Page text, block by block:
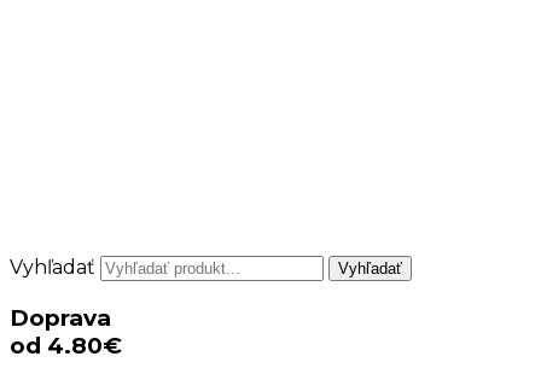
Vyhľadať Vyhľadať
Doprava
od 4.80€